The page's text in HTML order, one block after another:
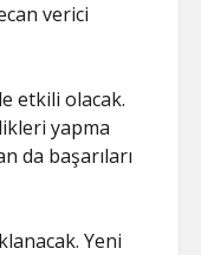
verici
etkili olacak.
yapma
da başarıları
Yeni